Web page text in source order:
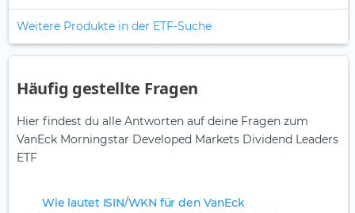
Weitere Produkte in der ETF-Suche
Häufig gestellte Fragen
Hier findest du alle Antworten auf deine Fragen zum
VanEck Morningstar Developed Markets Dividend Leaders
ETF
Wie lautet ISIN/WKN für den VanEck